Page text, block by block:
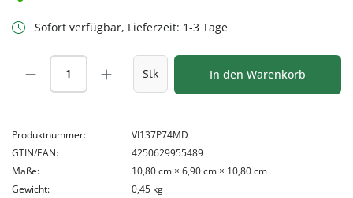
Sofort verfügbar, Lieferzeit: 1-3 Tage
Produkt Anzahl: Gib den gewünschten
Stk In den Warenkorb
Produktnummer:
VI137P74MD
GTIN/EAN:
4250629955489
Maße:
10,80 cm × 6,90 cm × 10,80 cm
Gewicht:
0,45 kg